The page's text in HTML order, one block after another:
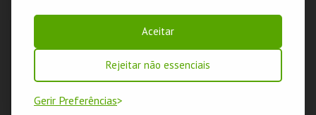
Aceitar
Rejeitar não essenciais
Gerir Preferências
FEVER
COMPRAR
CINEMATECA
MAIS INFO